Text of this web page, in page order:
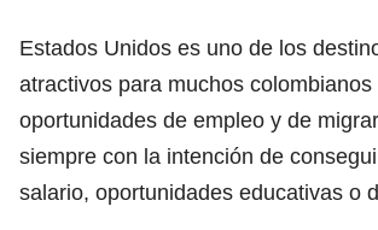
Estados Unidos es uno de los
atractivos para muchos colombianos
oportunidades de empleo y de
siempre con la intención de
salario, oportunidades educativas o